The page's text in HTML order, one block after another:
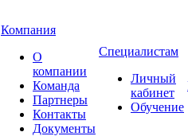
Компания
О
компании
Команда
Партнеры
Контакты
Документы
Специалистам
Личный
кабинет
Обучение